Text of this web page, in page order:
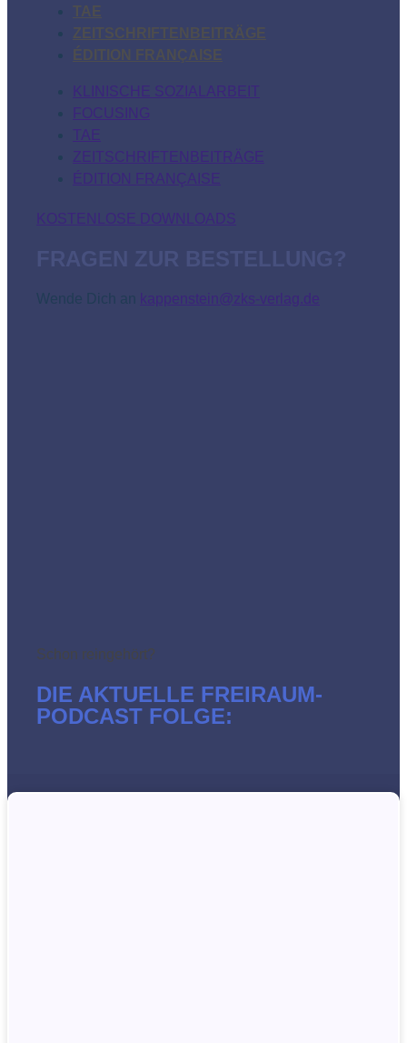
TAE
ZEITSCHRIFTENBEITRÄGE
ÉDITION FRANÇAISE
KLINISCHE SOZIALARBEIT
FOCUSING
TAE
ZEITSCHRIFTENBEITRÄGE
ÉDITION FRANÇAISE
KOSTENLOSE DOWNLOADS
FRAGEN ZUR BESTELLUNG?
Wende Dich an kappenstein@zks-verlag.de
Schon reingehört?
DIE AKTUELLE FREIRAUM-
PODCAST FOLGE: